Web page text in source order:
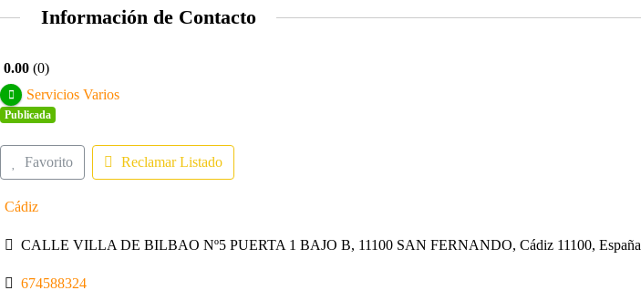
Información de Contacto
0.00 0
Servicios Varios
Publicada
Favorito Reclamar Listado
Cádiz
CALLE VILLA DE BILBAO Nº5 PUERTA 1 BAJO B, 11100 SAN FERNANDO, Cádiz 11100, España
674588324